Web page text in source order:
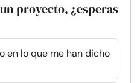
proyecto, ¿esperas
en lo que me han dicho